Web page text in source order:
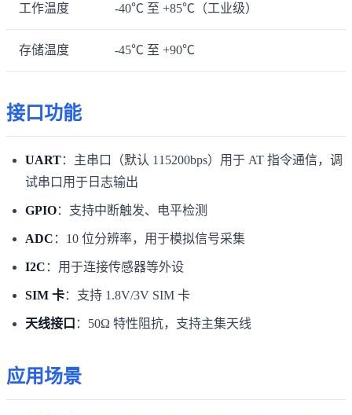
工作温度 -40℃ 至 +85℃（工业级）
存储温度 -45℃ 至 +90℃
接口功能
UART：主串口（默认 115200bps）用于 AT 指令通信，调
试串口用于日志输出
GPIO：支持中断触发、电平检测
ADC ：10 位分辨率，用于模拟信号采集
I2C ：用于连接传感器等外设
SIM 卡：支持 1.8V/3V SIM 卡
天线接口 ：50Ω 特性阻抗，支持主集天线
应用场景